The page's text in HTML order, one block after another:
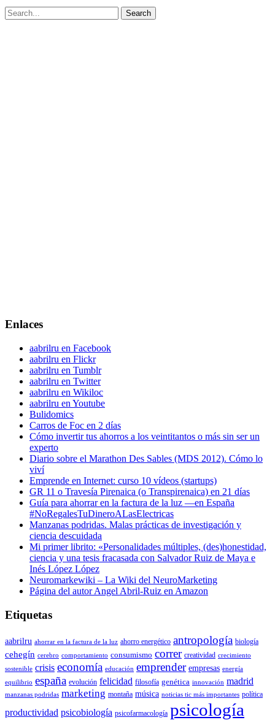
Enlaces
aabrilru en Facebook
aabrilru en Flickr
aabrilru en Tumblr
aabrilru en Twitter
aabrilru en Wikiloc
aabrilru en Youtube
Bulidomics
Carros de Foc en 2 días
Cómo invertir tus ahorros a los veintitantos o más sin ser un
experto
Diario sobre el Marathon Des Sables (MDS 2012). Cómo lo
viví
Emprende en Internet: curso 10 vídeos (startups)
GR 11 o Travesía Pirenaica (o Transpirenaica) en 21 días
Guía para ahorrar en la factura de la luz —en España
#NoRegalesTuDineroALasElectricas
Manzanas podridas. Malas prácticas de investigación y
ciencia descuidada
Mi primer librito: «Personalidades múltiples, (des)honestidad,
ciencia y una tesis fracasada con Salvador Ruiz de Maya e
Inés López López
Neuromarkewiki – La Wiki del NeuroMarketing
Página del autor Angel Abril-Ruiz en Amazon
Etiquetas
aabrilru ahorrar en la factura de la luz ahorro energético antropología biología
cehegín cerebro comportamiento consumismo correr creatividad crecimiento
sostenible crisis economía educación emprender empresas energía
equilibrio españa evolución felicidad filosofía genética innovación madrid
manzanas podridas marketing montaña música noticias tic más importantes política
productividad psicobiología psicofarmacología psicología